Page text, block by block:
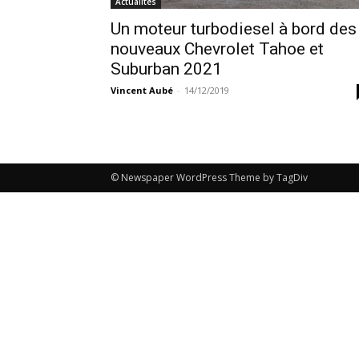
Un moteur turbodiesel à bord des
nouveaux Chevrolet Tahoe et
Suburban 2021
Vincent Aubé - 14/12/2019
© Newspaper WordPress Theme by TagDiv